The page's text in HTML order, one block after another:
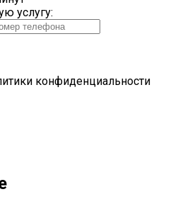
услугу:
конфиденциальности